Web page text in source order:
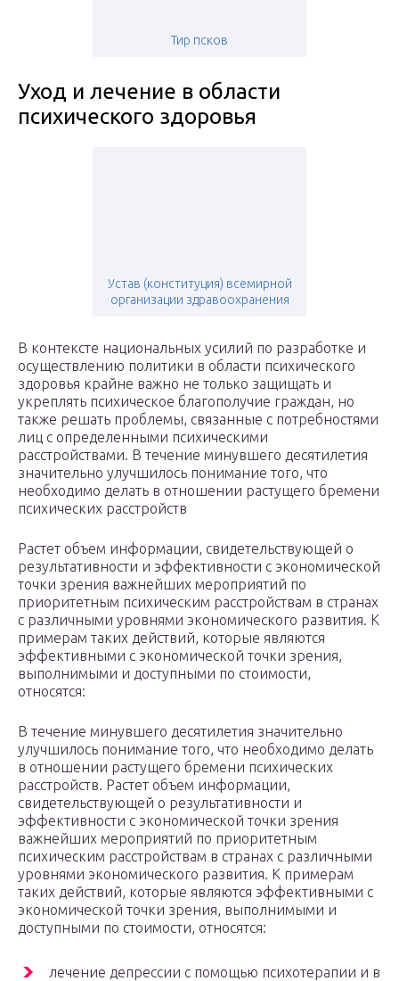
Тир псков
Уход и лечение в области
психического здоровья
Устав (конституция) всемирной
организации здравоохранения
В контексте национальных усилий по разработке и
осуществлению политики в области психического
здоровья крайне важно не только защищать и
укреплять психическое благополучие граждан, но
также решать проблемы, связанные с потребностями
лиц с определенными психическими
расстройствами. В течение минувшего десятилетия
значительно улучшилось понимание того, что
необходимо делать в отношении растущего бремени
психических расстройств
Растет объем информации, свидетельствующей о
результативности и эффективности с экономической
точки зрения важнейших мероприятий по
приоритетным психическим расстройствам в странах
с различными уровнями экономического развития. К
примерам таких действий, которые являются
эффективными с экономической точки зрения,
выполнимыми и доступными по стоимости,
относятся:
В течение минувшего десятилетия значительно
улучшилось понимание того, что необходимо делать
в отношении растущего бремени психических
расстройств. Растет объем информации,
свидетельствующей о результативности и
эффективности с экономической точки зрения
важнейших мероприятий по приоритетным
психическим расстройствам в странах с различными
уровнями экономического развития. К примерам
таких действий, которые являются эффективными с
экономической точки зрения, выполнимыми и
доступными по стоимости, относятся:
лечение депрессии с помощью психотерапии и в